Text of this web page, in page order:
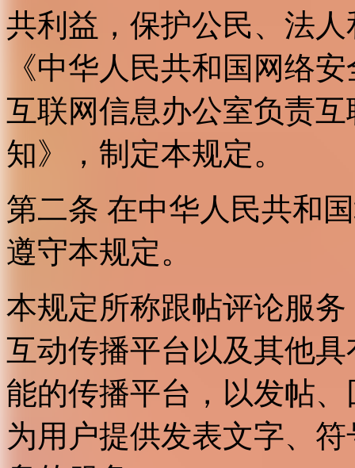
共利益，保护公民、法
《中华人民共和国网络
互联网信息办公室负责
知》，制定本规定。
第二条 在中华人民共和
遵守本规定。
本规定所称跟帖评论服
互动传播平台以及其他
能的传播平台，以发帖
为用户提供发表文字、